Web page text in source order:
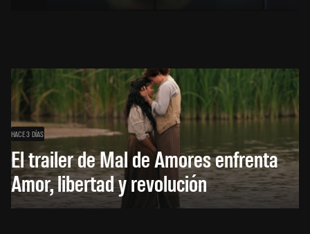
HACE 3 DÍAS
El trailer de Mal de Amores enfrenta
Amor, libertad y revolución